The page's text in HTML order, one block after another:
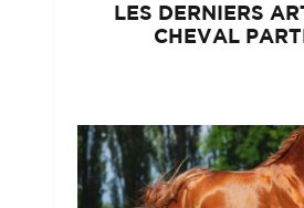
LES DERNIERS
CHEVAL